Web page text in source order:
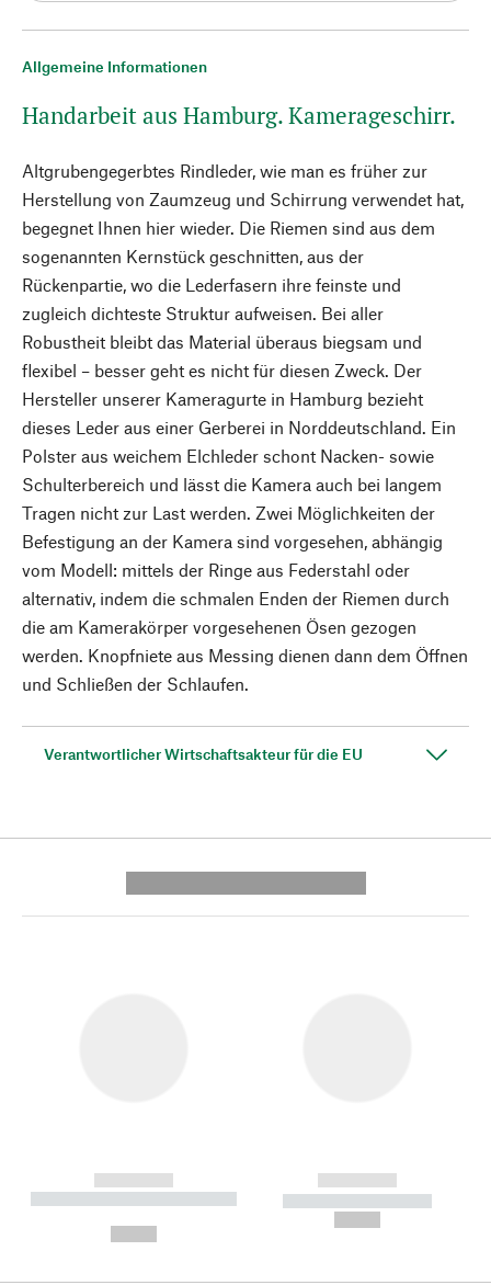
Allgemeine Informationen
Handarbeit aus Hamburg. Kamerageschirr.
Altgrubengegerbtes Rindleder, wie man es früher zur
Herstellung von Zaumzeug und Schirrung verwendet hat,
begegnet Ihnen hier wieder. Die Riemen sind aus dem
sogenannten Kernstück geschnitten, aus der
Rückenpartie, wo die Lederfasern ihre feinste und
zugleich dichteste Struktur aufweisen. Bei aller
Robustheit bleibt das Material überaus biegsam und
flexibel – besser geht es nicht für diesen Zweck. Der
Hersteller unserer Kameragurte in Hamburg bezieht
dieses Leder aus einer Gerberei in Norddeutschland. Ein
Polster aus weichem Elchleder schont Nacken- sowie
Schulterbereich und lässt die Kamera auch bei langem
Tragen nicht zur Last werden. Zwei Möglichkeiten der
Befestigung an der Kamera sind vorgesehen, abhängig
vom Modell: mittels der Ringe aus Federstahl oder
alternativ, indem die schmalen Enden der Riemen durch
die am Kamerakörper vorgesehenen Ösen gezogen
werden. Knopfniete aus Messing dienen dann dem Öffnen
und Schließen der Schlaufen.
Verantwortlicher Wirtschaftsakteur für die EU
------------
----------- ----------- --------
------------
----------- -----------